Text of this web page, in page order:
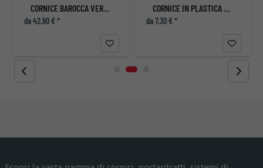
CORNICE BAROCCA VERDUN
da 42,90 € *
CORNICE IN PLASTICA ESSENTIAL
da 7,30 € *